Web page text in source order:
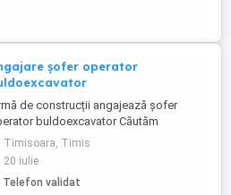
șofer operator
de construcții angajează șofer
buldoexcavator Căutăm
serioasă și responsabilă pentru
în domeniul construcțiilor.
- Salariu motivant - Program stabil
Caterpillar, nou - Mediu
Timisoara, Timis
20 iulie
Telefon validat